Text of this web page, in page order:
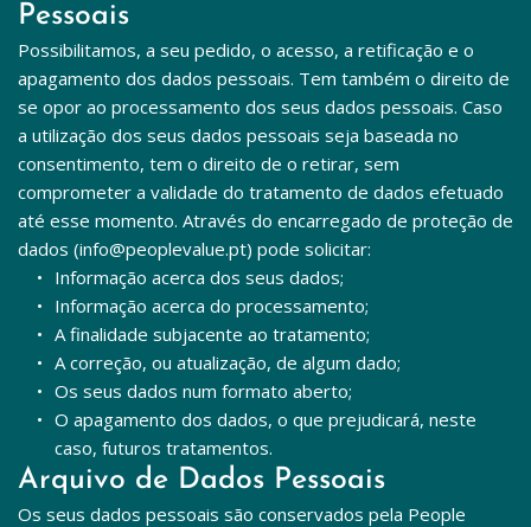
Pessoais
Possibilitamos, a seu pedido, o acesso, a retificação e o
apagamento dos dados pessoais. Tem também o direito de
se opor ao processamento dos seus dados pessoais. Caso
a utilização dos seus dados pessoais seja baseada no
consentimento, tem o direito de o retirar, sem
comprometer a validade do tratamento de dados efetuado
até esse momento. Através do encarregado de proteção de
dados (info@peoplevalue.pt) pode solicitar:
Informação acerca dos seus dados;
Informação acerca do processamento;
A finalidade subjacente ao tratamento;
A correção, ou atualização, de algum dado;
Os seus dados num formato aberto;
O apagamento dos dados, o que prejudicará, neste
caso, futuros tratamentos.
Arquivo de Dados Pessoais
Os seus dados pessoais são conservados pela People